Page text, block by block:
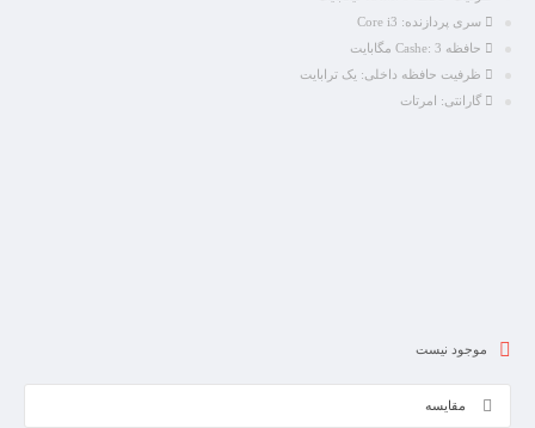
سری پردازنده:
حافظه Cashe: 3 مگابایت
ظرفیت حافظه داخلی: یک ترابایت
گارانتی: امرتات
موجود نیست
مقایسه